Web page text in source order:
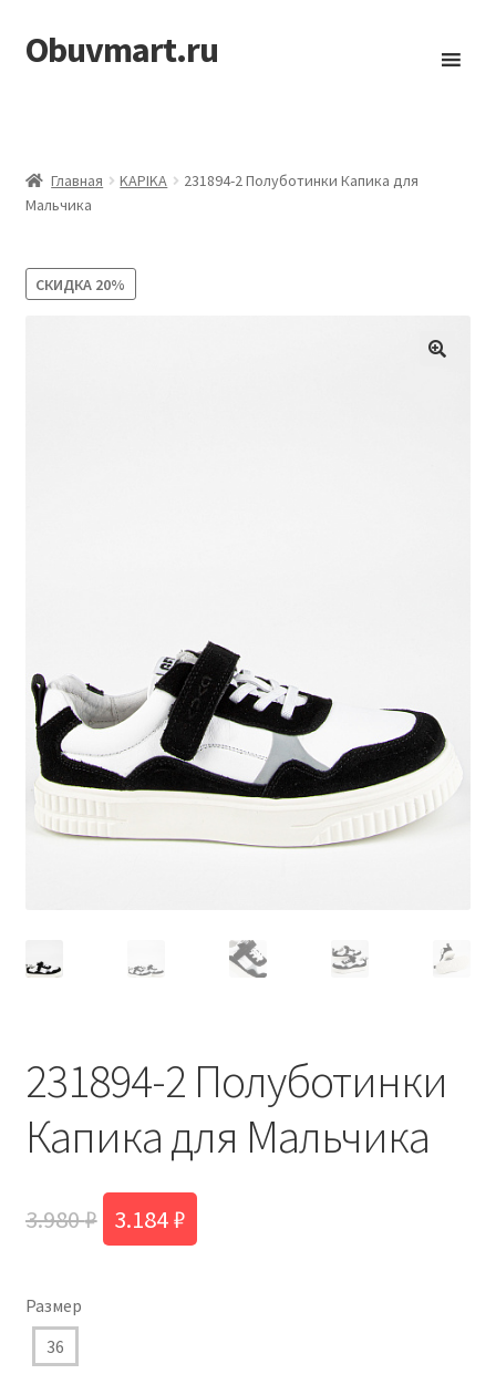
Перейти
к
Перейти
к
Obuvmart.ru
Главная KAPIKA
231894-2 Полуботинки Капика для
Мальчика
СКИДКА 20%
231894-2 Полуботинки
Капика для Мальчика
3.980₽ Первоначальная
3.184₽
Размер
36